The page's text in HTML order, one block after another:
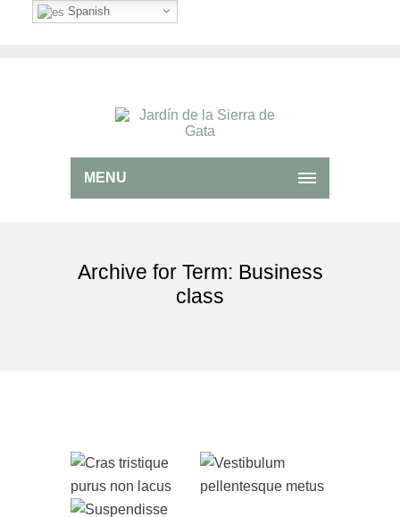
MENU
Archive for Term: Business
class
Spanish